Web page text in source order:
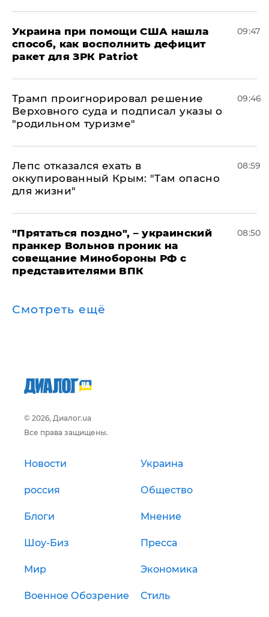
Украина при помощи США нашла
способ, как восполнить дефицит
ракет для ЗРК Patriot
09:47
Трамп проигнорировал решение
Верховного суда и подписал указы о
"родильном туризме"
09:46
Лепс отказался ехать в
оккупированный Крым: "Там опасно
для жизни"
08:59
"Прятаться поздно", – украинский
пранкер Вольнов проник на
совещание Минобороны РФ с
представителями ВПК
08:50
Смотреть ещё
© 2026, Диалог.ua
Все права защищены.
Новости Украина
россия Общество
Блоги Мнение
Шоу-Биз Пресса
Мир Экономика
Военное Обозрение Стиль